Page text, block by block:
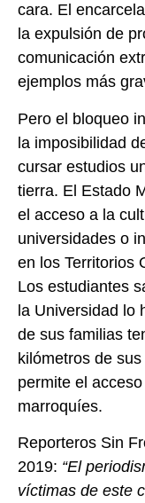
cara. El
la expulsión de
comunicación
ejemplos más
Pero el bloqueo
la imposibilidad
cursar estudios
tierra. El Estado
el acceso a la
universidades o
en los Territorios
Los estudiantes
la Universidad lo
de sus familias
kilómetros de
permite el
marroquíes.
Reporteros Sin
2019: “El
víctimas de este